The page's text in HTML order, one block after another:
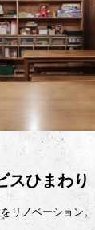
スひまわり
リノベーション。